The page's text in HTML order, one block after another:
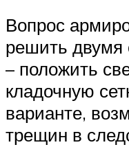
Вопрос
решить
– положить
кладочную
варианте,
трещин в